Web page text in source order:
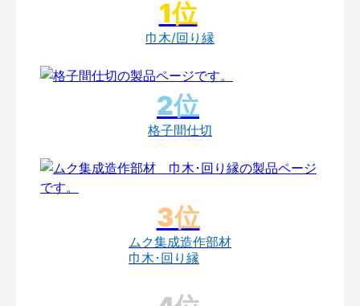
巾木/回り縁
格子間仕切
ムク集成造作部材
巾木･回り縁